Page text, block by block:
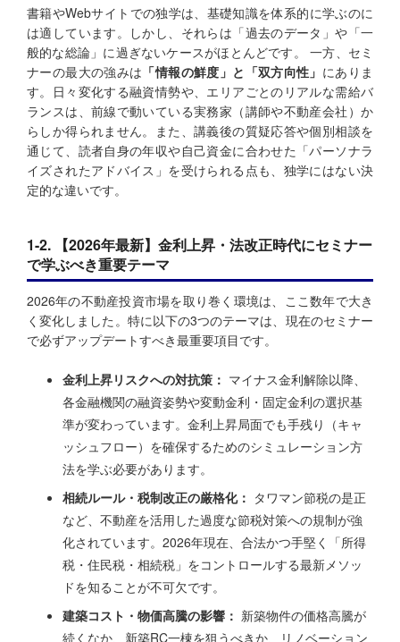
書籍やWebサイトでの独学は、基礎知識を体系的に学ぶのに
は適しています。しかし、それらは「過去のデータ」や「一
般的な総論」に過ぎないケースがほとんどです。 一方、セミ
ナーの最大の強みは 「情報の鮮度」と「双方向性」 にありま
す。日々変化する融資情勢や、エリアごとのリアルな需給バ
ランスは、前線で動いている実務家（講師や不動産会社）か
らしか得られません。また、講義後の質疑応答や個別相談を
通じて、読者自身の年収や自己資金に合わせた「パーソナラ
イズされたアドバイス」を受けられる点も、独学にはない決
定的な違いです。
1-2. 【2026年最新】金利上昇・法改正時代にセミナー
で学ぶべき重要テーマ
2026年の不動産投資市場を取り巻く環境は、ここ数年で大き
く変化しました。特に以下の3つのテーマは、現在のセミナー
で必ずアップデートすべき最重要項目です。
金利上昇リスクへの対抗策： マイナス金利解除以降、
各金融機関の融資姿勢や変動金利・固定金利の選択基
準が変わっています。金利上昇局面でも手残り（キャ
ッシュフロー）を確保するためのシミュレーション方
法を学ぶ必要があります。
相続ルール・税制改正の厳格化： タワマン節税の是正
など、不動産を活用した過度な節税対策への規制が強
化されています。2026年現在、合法かつ手堅く「所得
税・住民税・相続税」をコントロールする最新メソッ
ドを知ることが不可欠です。
建築コスト・物価高騰の影響： 新築物件の価格高騰が
続くなか、新築RC一棟を狙うべきか、リノベーション